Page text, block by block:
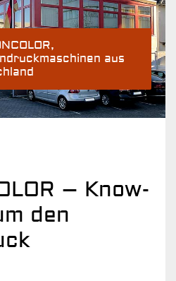
aus
– Know-
den